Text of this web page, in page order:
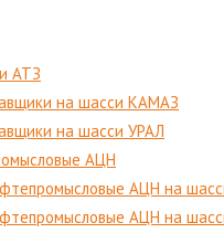
АТЗ
на шасси КАМАЗ
на шасси УРАЛ
АЦН
АЦН на
АЦН на